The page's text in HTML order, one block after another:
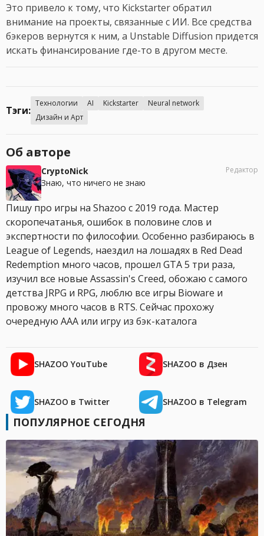
Это привело к тому, что Kickstarter обратил
внимание на проекты, связанные с ИИ. Все средства
бэкеров вернутся к ним, а Unstable Diffusion придется
искать финансирование где-то в другом месте.
Тэги:
Технологии AI Kickstarter
Neural network
Дизайн и Арт
Об авторе
CryptoNick
Знаю, что ничего не знаю
Редактор
Пишу про игры на Shazoo с 2019 года. Мастер
скоропечатанья, ошибок в половине слов и
экспертности по философии. Особенно разбираюсь в
League of Legends, наездил на лошадях в Red Dead
Redemption много часов, прошел GTA 5 три раза,
изучил все новые Assassin's Creed, обожаю с самого
детства JRPG и RPG, люблю все игры Bioware и
провожу много часов в RTS. Сейчас прохожу
очередную AAA или игру из бэк-каталога
SHAZOO YouTube SHAZOO в Дзен
SHAZOO в Twitter SHAZOO в Telegram
ПОПУЛЯРНОЕ СЕГОДНЯ